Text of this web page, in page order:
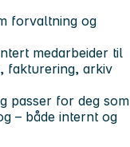
forvaltning og
medarbeider til
fakturering, arkiv
passer for deg som
– både internt og